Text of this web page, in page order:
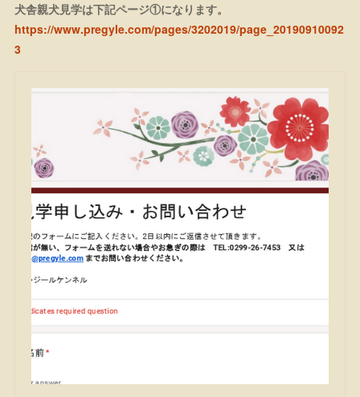
犬舎親犬見学は下記ページ①になります。
https://www.pregyle.com/pages/3202019/page_20190910092
3